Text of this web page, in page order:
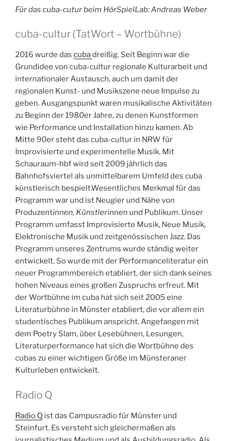
Für das cuba-cutur beim HörSpielLab: Andreas Weber
cuba-cultur (TatWort – Wortbühne)
2016 wurde das cubadreißig. Seit Beginn war die
Grundidee von cuba-cultur regionale Kulturarbeit und
internationaler Austausch, auch um damit der
regionalen Kunst- und Musikszene neue Impulse zu
geben. Ausgangspunkt waren musikalische Aktivitäten
zu Beginn der 1980er Jahre, zu denen Kunstformen
wie Performance und Installation hinzu kamen. Ab
Mitte 90er steht das cuba-cultur in NRW für
Improvisierte und experimentelle Musik. Mit
Schauraum-hbf wird seit 2009 jährlich das
Bahnhofsviertel als unmittelbarem Umfeld des cuba
künstlerisch bespielt.Wesentliches Merkmal für das
Programm war und ist Neugier und Nähe von
Produzentinnen, Künstlerinnen und Publikum. Unser
Programm umfasst Improvisierte Musik, Neue Musik,
Elektronische Musik und zeitgenössischen Jazz. Das
Programm unseres Zentrums wurde ständig weiter
entwickelt. So wurde mit der Performanceliteratur ein
neuer Programmbereich etabliert, der sich dank seines
hohen Niveaus eines großen Zuspruchs erfreut. Mit
der Wortbühne im cuba hat sich seit 2005 eine
Literaturbühne in Münster etabliert, die vor allem ein
studentisches Publikum anspricht. Angefangen mit
dem Poetry Slam, über Lesebühnen, Lesungen,
Literaturperformance hat sich die Wortbühne des
cubas zu einer wichtigen Größe im Münsteraner
Kulturleben entwickelt.
Radio Q
Radio Q ist das Campusradio für Münster und
Steinfurt. Es versteht sich gleichermaßen als